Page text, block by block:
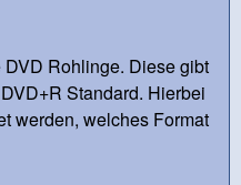
Rohlinge. Diese gibt
Standard. Hierbei
werden, welches Format